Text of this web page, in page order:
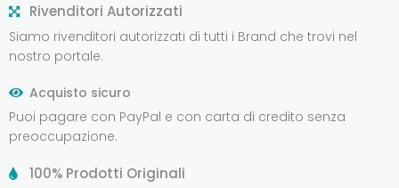
Rivenditori Autorizzati
Siamo rivenditori autorizzati di tutti i Brand che trovi nel
nostro portale.
Acquisto sicuro
Puoi pagare con PayPal e con carta di credito senza
preoccupazione.
100% Prodotti Originali